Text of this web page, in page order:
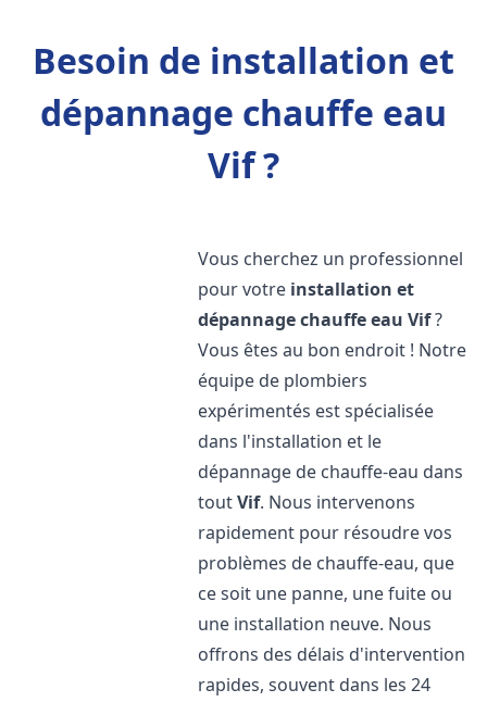
Besoin de installation et
dépannage chauffe eau
Vif ?
Vous cherchez un professionnel
pour votre installation et
dépannage chauffe eau Vif?
Vous êtes au bon endroit ! Notre
équipe de plombiers
expérimentés est spécialisée
dans l'installation et le
dépannage de chauffe-eau dans
toutVif. Nous intervenons
rapidement pour résoudre vos
problèmes de chauffe-eau, que
ce soit une panne, une fuite ou
une installation neuve. Nous
offrons des délais d'intervention
rapides, souvent dans les 24